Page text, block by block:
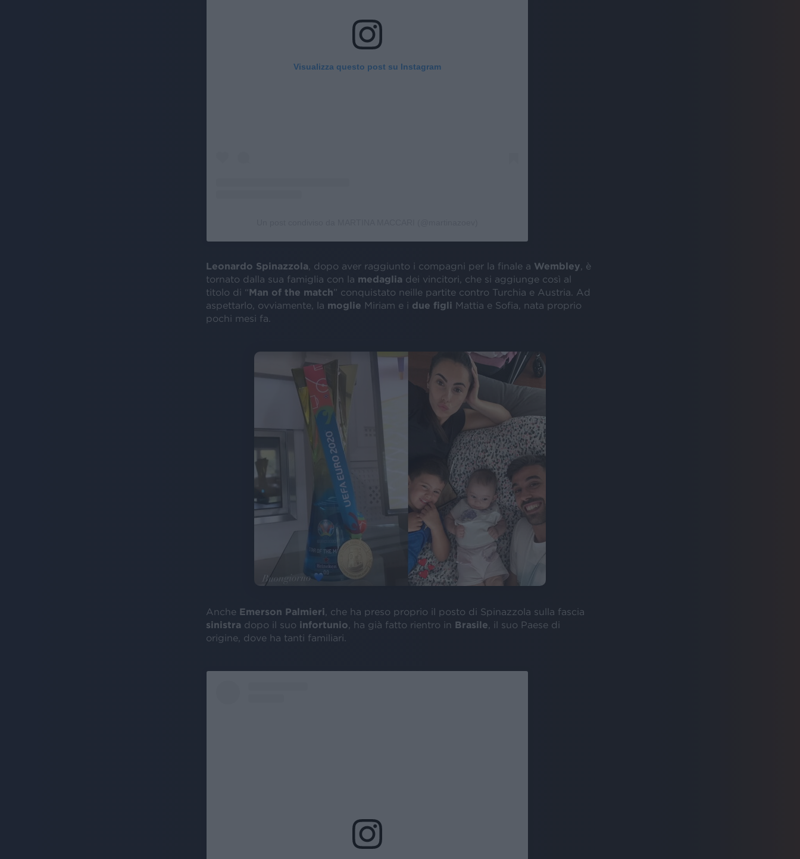
Visualizza questo post su Instagram
Leonardo Spinazzola , dopo aver raggiunto i compagni per la finale a Wembley , è
tornato dalla sua famiglia con la medaglia dei vincitori, che si aggiunge così al
titolo di “Man of the match” conquistato neille partite contro Turchia e Austria. Ad
aspettarlo, ovviamente, la moglie Miriam e i due figli Mattia e Sofia, nata proprio
pochi mesi fa.
Anche Emerson Palmieri , che ha preso proprio il posto di Spinazzola sulla fascia
sinistra dopo il suo infortunio , ha già fatto rientro in Brasile , il suo Paese di
origine, dove ha tanti familiari.